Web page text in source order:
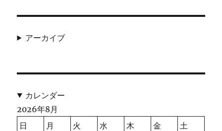
アーカイブ
カレンダー
2026年8月
日
月 火 水 木 金
土